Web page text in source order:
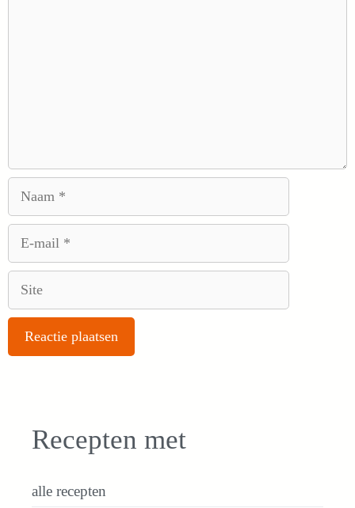
Recepten met
alle recepten